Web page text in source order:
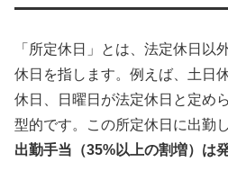
「所定休日」とは、法定休日以
休日を指します。例えば、土日
休日、日曜日が法定休日と定め
型的です。この所定休日に出勤
出勤手当（35%以上の割増）は